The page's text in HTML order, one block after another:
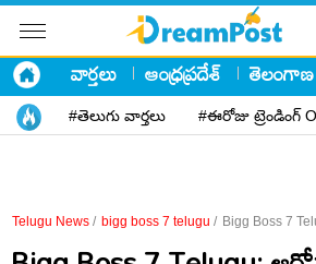
వార్తలు ఆంధ్రప్రదేశ్ తెలంగాణ
#తెలుగు వార్తలు #ఈరోజు ట్రెండింగ్
Telugu News / bigg boss 7 telugu / Bigg Boss 7